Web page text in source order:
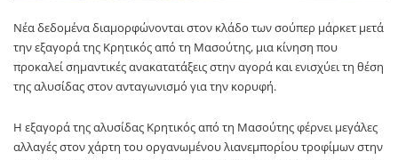
Νέα δεδομένα διαμορφώνονται στον κλάδο των σούπερ μάρκετ μετά
την εξαγορά της Κρητικός από τη Μασούτης, μια κίνηση που
προκαλεί σημαντικές ανακατατάξεις στην αγορά και ενισχύει τη θέση
της αλυσίδας στον ανταγωνισμό για την κορυφή.
Η εξαγορά της αλυσίδας Κρητικός από τη Μασούτης φέρνει μεγάλες
αλλαγές στον χάρτη του οργανωμένου λιανεμπορίου τροφίμων στην